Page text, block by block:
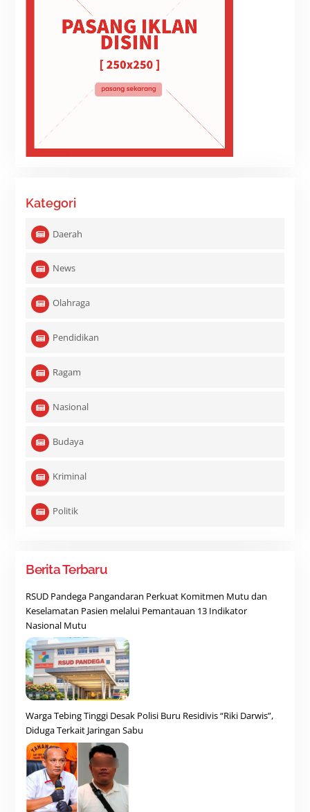
Kategori
Daerah
News
Olahraga
Pendidikan
Ragam
Nasional
Budaya
Kriminal
Politik
Berita Terbaru
RSUD Pandega Pangandaran Perkuat Komitmen Mutu dan
Keselamatan Pasien melalui Pemantauan 13 Indikator
Nasional Mutu
Warga Tebing Tinggi Desak Polisi Buru Residivis “Riki Darwis”,
Diduga Terkait Jaringan Sabu